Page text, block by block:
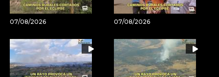
07/08/2026 07/08/2026